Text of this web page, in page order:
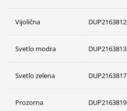
Vijolična DUP2163812
Svetlo modra DUP2163813
Svetlo zelena DUP2163817
Prozorna DUP2163819